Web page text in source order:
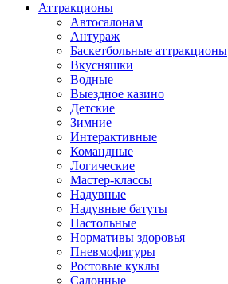
Аттракционы
Автосалонам
Антураж
Баскетбольные аттракционы
Вкусняшки
Водные
Выездное казино
Детские
Зимние
Интерактивные
Командные
Логические
Мастер-классы
Надувные
Надувные батуты
Настольные
Нормативы здоровья
Пневмофигуры
Ростовые куклы
Салонные